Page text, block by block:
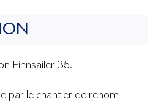
Finnsailer 35.
par le chantier de renom